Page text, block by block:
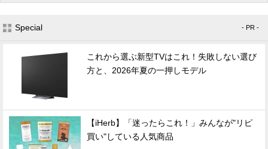
Special - PR -
これから選ぶ新型TVはこれ！失敗しない選び
方と、2026年夏の一押しモデル
【iHerb】「迷ったらこれ！」みんなが"リピ
買い"している人気商品